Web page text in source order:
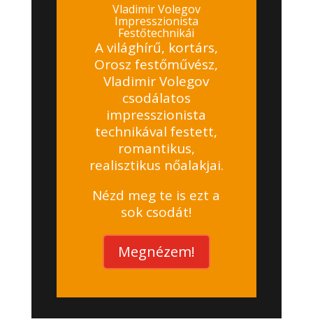
Vladimir Volegov
Impresszionista
Festőtechnikái
A világhírű, kortárs,
Orosz festőművész,
Vladimir Volegov
csodálatos
impresszionista
technikával festett,
romantikus,
realisztikus nőalakjai.
Nézd meg te is ezt a
sok csodát!
Megnézem!